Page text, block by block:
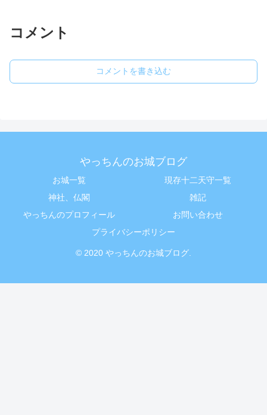
コメント
コメントを書き込む
やっちんのお城ブログ
お城一覧
現存十二天守一覧
神社、仏閣
雑記
やっちんのプロフィール
お問い合わせ
プライバシーポリシー
© 2020 やっちんのお城ブログ.